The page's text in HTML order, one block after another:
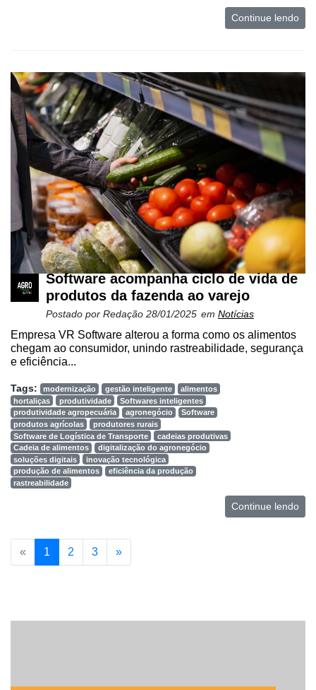
Continue lendo
Software acompanha ciclo de vida de
produtos da fazenda ao varejo
Postado por Redação 28/01/2025 em Notícias
Empresa VR Software alterou a forma como os alimentos
chegam ao consumidor, unindo rastreabilidade, segurança
e eficiência...
Tags: modernização gestão inteligente
alimentos
hortaliças
produtividade
Softwares inteligentes
produtividade agropecuária
agronegócio
Software
produtos agrícolas
produtores rurais
Software de Logística de Transporte
cadeias produtivas
Cadeia de alimentos
digitalização do agronegócio
soluções digitais
inovação tecnológica
produção de alimentos
eficiência da produção
rastreabilidade
Continue lendo
« 1 2 3 »